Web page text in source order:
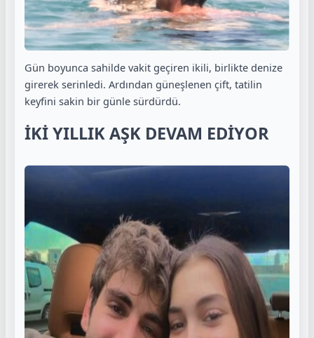
Gün boyunca sahilde vakit geçiren ikili, birlikte denize
girerek serinledi. Ardından güneşlenen çift, tatilin
keyfini sakin bir günle sürdürdü.
İKİ YILLIK AŞK DEVAM EDİYOR